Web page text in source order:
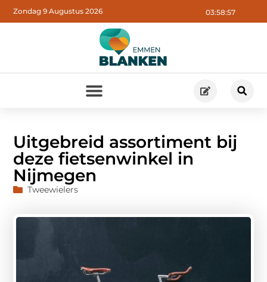
03:58:58
Zondag 9 Augustus 2026
Uitgebreid assortiment bij
deze fietsenwinkel in
Nijmegen
Tweewielers